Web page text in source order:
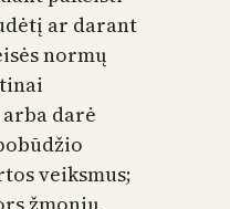
ar darant
normų
darė
veiksmus;